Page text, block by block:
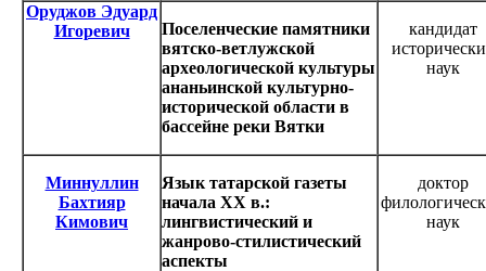
Оруджов Эдуард
Игоревич
Поселенческие памятники
вятско-ветлужской
археологической культуры
ананьинской культурно-
исторической области в
бассейне реки Вятки
кандидат
наук
Миннуллин
Бахтияр
Кимович
Язык татарской газеты
начала XX в.:
лингвистический и
жанрово-стилистический
аспекты
доктор
наук